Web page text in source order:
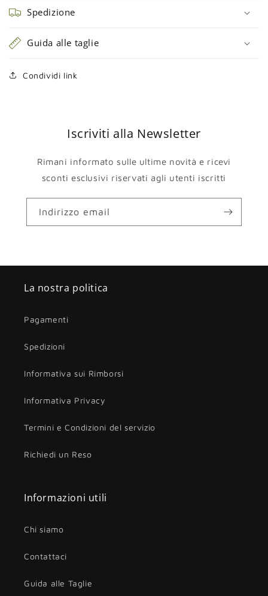
Spedizione
Guida alle taglie
Condividi link
Iscriviti alla Newsletter
Rimani informato sulle ultime novità e ricevi
sconti esclusivi riservati agli utenti iscritti
Indirizzo email
La nostra politica
Pagamenti
Spedizioni
Informativa sui Rimborsi
Informativa Privacy
Termini e Condizioni del servizio
Richiedi un Reso
Informazioni utili
Chi siamo
Contattaci
Guida alle Taglie